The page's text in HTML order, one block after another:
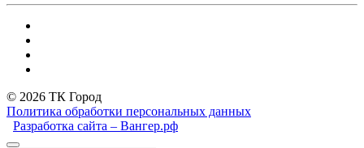
© 2026 ТК Город
Политика обработки персональных данных
Разработка сайта – Вангер.рф